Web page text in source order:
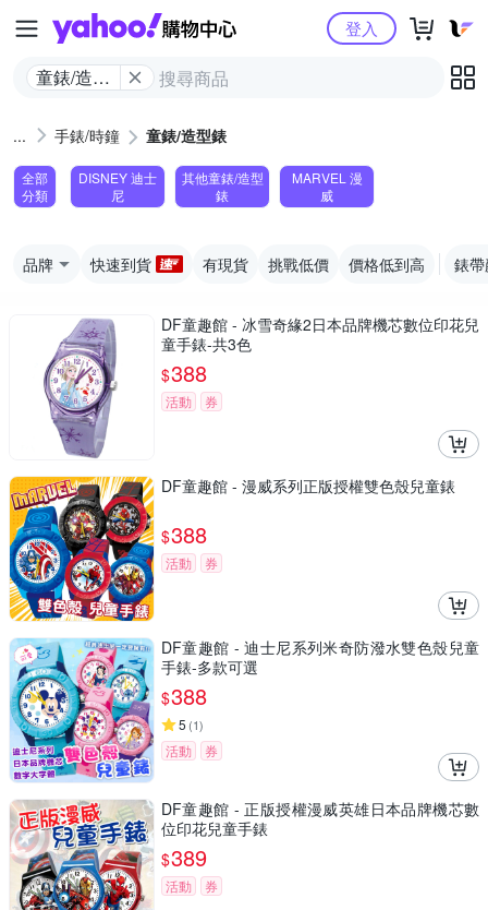
Yahoo購物中心
童錶/造型
登入
手錶/時鐘 童錶/造型錶
全部
分類
DISNEY 迪士
尼
其他童錶/造型
錶
MARVEL 漫
威
品牌 快速到貨 有現貨 挑戰低價 價格低到高 錶
DF童趣館 - 冰雪奇緣2日本品牌機芯數位印花兒
童手錶-共3色
$388
活動 券
DF童趣館 - 漫威系列正版授權雙色殼兒童錶
$388
活動 券
DF童趣館 - 迪士尼系列米奇防潑水雙色殼兒童
手錶-多款可選
$388
5 (1)
活動 券
DF童趣館 - 正版授權漫威英雄日本品牌機芯數
位印花兒童手錶
$389
活動 券